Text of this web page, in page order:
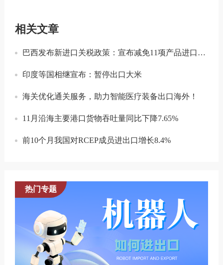
相关文章
巴西发布新进口关税政策：宣布减免11项产品进口关税
印度等国相继宣布：暂停出口大米
海关优化通关服务，助力智能医疗装备出口海外！
11月沿海主要港口货物吞吐量同比下降7.65%
前10个月我国对RCEP成员进出口增长8.4%
热门专题